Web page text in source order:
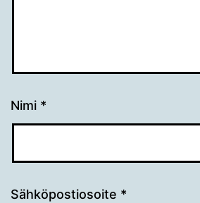
Nimi *
Sähköpostiosoite *